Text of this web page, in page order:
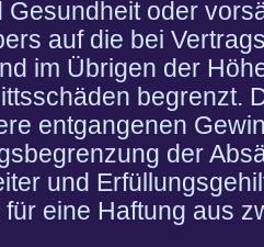
Gesundheit oder
auf die bei
im Übrigen der
begrenzt.
entgangenen
der
und
eine Haftung aus